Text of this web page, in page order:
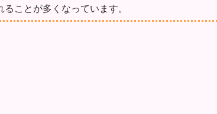
ことが多くなっています。